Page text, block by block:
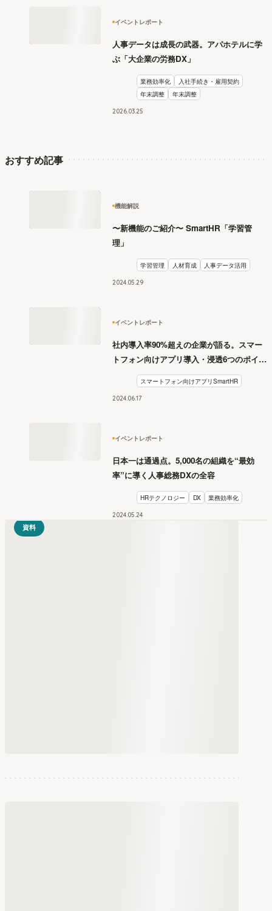
イベントレポート
人事データは成長の武器。アパホテルに学
ぶ「大企業の労務DX」
業務効率化
入社手続き・雇用契約
年末調整
年末調整
2026.0325
おすすめ記事
機能解説
〜新機能のご紹介〜 SmartHR「学習管
理」
学習管理 人材育成 人事データ活用
2024.05 29
イベントレポート
社内導入率90%超えの企業が語る。スマー
トフォン向けアプリ導入・浸透6つのポイン
ト【月刊SmartHR セミナーレポート】
スマートフォン向けアプリSmartHR
2024.0617
イベントレポート
日本一は通過点。5,000名の組織を“最効
率”に導く人事総務DXの全容
HRテクノロジー DX 業務効率化
2024.05 24
資料